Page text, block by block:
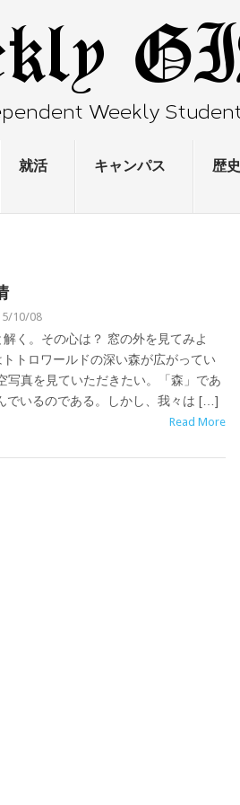
就活 キャンパス 歴史
10/08
く。その心は？ 窓の外を見てみよ
トロワールドの深い森が広がってい
写真を見ていただきたい。「森」であ
でいるのである。しかし、我々は […]
Read More